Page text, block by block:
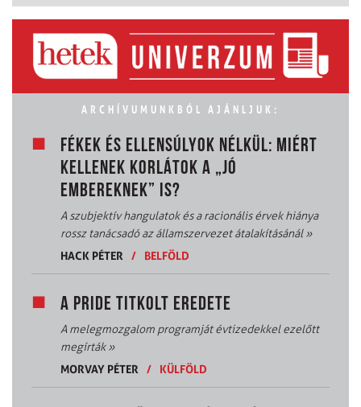
ARCHÍVUMUNKBÓL AJÁNLJUK:
FÉKEK ÉS ELLENSÚLYOK NÉLKÜL: MIÉRT
KELLENEK KORLÁTOK A „JÓ
EMBEREKNEK” IS?
A szubjektív hangulatok és a racionális érvek hiánya
rossz tanácsadó az államszervezet átalakításánál»
HACK PÉTER
/ BELFÖLD
A PRIDE TITKOLT EREDETE
A melegmozgalom programját évtizedekkel ezelőtt
megírták»
MORVAY PÉTER
/ KÜLFÖLD